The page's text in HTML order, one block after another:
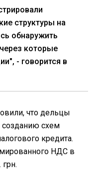
структуры на
обнаружить
которые
- говорится в
что дельцы
созданию схем
кредита.
НДС в